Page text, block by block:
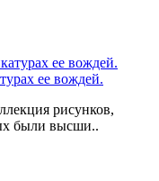
ее вождей.
рисунков,
были высши..